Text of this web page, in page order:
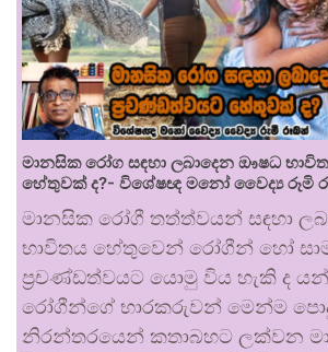
මානසික රෝග සඳහා ලබාදෙන ඖෂධ
හේතුවක් ද?- විශේෂඥ මනෝ වෛද්‍ය රූමි
මානසික රෝගී තත්ත්වයන් සඳහා
භාවිතය හේතුවෙන් රෝගීන් හෝ
ප්‍රචණ්ඩත්වයට යොමු විය හැකි ද
රෝගීන්ගේ භාරකරුවන් මෙන්ම පොදු
නිරන්තරයෙන් කතාබහට ලක්වන